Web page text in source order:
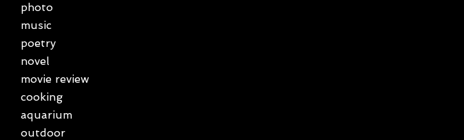
photo
music
poetry
novel
movie review
cooking
aquarium
outdoor